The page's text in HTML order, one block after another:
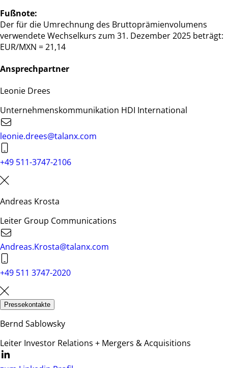
Fußnote:
Der für die Umrechnung des Bruttoprämienvolumens
verwendete Wechselkurs zum 31. Dezember 2025 beträgt:
EUR/MXN = 21,14
Ansprechpartner
Leonie Drees
Unternehmenskommunikation HDI International
leonie.drees@talanx.com
+49 511-3747-2106
Andreas Krosta
Leiter Group Communications
Andreas.Krosta@talanx.com
+49 511 3747-2020
Pressekontakte
Bernd Sablowsky
Leiter Investor Relations + Mergers & Acquisitions